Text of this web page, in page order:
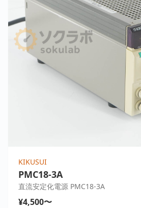
KIKUSUI
PMC18-3A
直流安定化電源 PMC18-3A
¥4,500〜